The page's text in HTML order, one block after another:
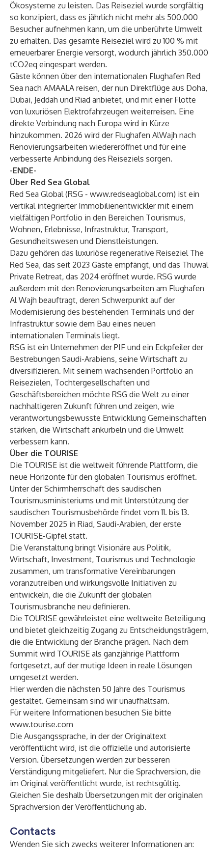
Ökosysteme zu leisten. Das Reiseziel wurde sorgfältig
so konzipiert, dass es jährlich nicht mehr als 500.000
Besucher aufnehmen kann, um die unberührte Umwelt
zu erhalten. Das gesamte Reiseziel wird zu 100 % mit
erneuerbarer Energie versorgt, wodurch jährlich 350.000
tCO2eq eingespart werden.
Gäste können über den internationalen Flughafen Red
Sea nach AMAALA reisen, der nun Direktflüge aus Doha,
Dubai, Jeddah und Riad anbietet, und mit einer Flotte
von luxuriösen Elektrofahrzeugen weiterreisen. Eine
direkte Verbindung nach Europa wird in Kürze
hinzukommen. 2026 wird der Flughafen AlWajh nach
Renovierungsarbeiten wiedereröffnet und für eine
verbesserte Anbindung des Reiseziels sorgen.
-ENDE-
Über Red Sea Global
Red Sea Global (RSG - www.redseaglobal.com) ist ein
vertikal integrierter Immobilienentwickler mit einem
vielfältigen Portfolio in den Bereichen Tourismus,
Wohnen, Erlebnisse, Infrastruktur, Transport,
Gesundheitswesen und Dienstleistungen.
Dazu gehören das luxuriöse regenerative Reiseziel The
Red Sea, das seit 2023 Gäste empfängt, und das Thuwal
Private Retreat, das 2024 eröffnet wurde. RSG wurde
außerdem mit den Renovierungsarbeiten am Flughafen
Al Wajh beauftragt, deren Schwerpunkt auf der
Modernisierung des bestehenden Terminals und der
Infrastruktur sowie dem Bau eines neuen
internationalen Terminals liegt.
RSG ist ein Unternehmen der PIF und ein Eckpfeiler der
Bestrebungen Saudi-Arabiens, seine Wirtschaft zu
diversifizieren. Mit seinem wachsenden Portfolio an
Reisezielen, Tochtergesellschaften und
Geschäftsbereichen möchte RSG die Welt zu einer
nachhaltigeren Zukunft führen und zeigen, wie
verantwortungsbewusste Entwicklung Gemeinschaften
stärken, die Wirtschaft ankurbeln und die Umwelt
verbessern kann.
Über die TOURISE
Die TOURISE ist die weltweit führende Plattform, die
neue Horizonte für den globalen Tourismus eröffnet.
Unter der Schirmherrschaft des saudischen
Tourismusministeriums und mit Unterstützung der
saudischen Tourismusbehörde findet vom 11. bis 13.
November 2025 in Riad, Saudi-Arabien, der erste
TOURISE-Gipfel statt.
Die Veranstaltung bringt Visionäre aus Politik,
Wirtschaft, Investment, Tourismus und Technologie
zusammen, um transformative Vereinbarungen
voranzutreiben und wirkungsvolle Initiativen zu
entwickeln, die die Zukunft der globalen
Tourismusbranche neu definieren.
Die TOURISE gewährleistet eine weltweite Beteiligung
und bietet gleichzeitig Zugang zu Entscheidungsträgern,
die die Entwicklung der Branche prägen. Nach dem
Summit wird TOURISE als ganzjährige Plattform
fortgesetzt, auf der mutige Ideen in reale Lösungen
umgesetzt werden.
Hier werden die nächsten 50 Jahre des Tourismus
gestaltet. Gemeinsam sind wir unaufhaltsam.
Für weitere Informationen besuchen Sie bitte
www.tourise.com
Die Ausgangssprache, in der der Originaltext
veröffentlicht wird, ist die offizielle und autorisierte
Version. Übersetzungen werden zur besseren
Verständigung mitgeliefert. Nur die Sprachversion, die
im Original veröffentlicht wurde, ist rechtsgültig.
Gleichen Sie deshalb Übersetzungen mit der originalen
Sprachversion der Veröffentlichung ab.
Contacts
Wenden Sie sich zwecks weiterer Informationen an: